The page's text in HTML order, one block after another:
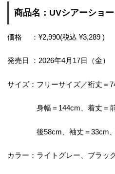
商品名：UVシアーショ
価格 ：¥2,990(税込 ¥3,289 )
発売日 ：2026年4月17日（金）
サイズ：フリーサイズ／裄丈＝
身幅＝144cm、着丈＝前
後58cm、袖丈＝33cm、
カラー：ライトグレー、ブラッ